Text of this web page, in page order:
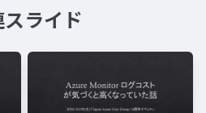
ライド